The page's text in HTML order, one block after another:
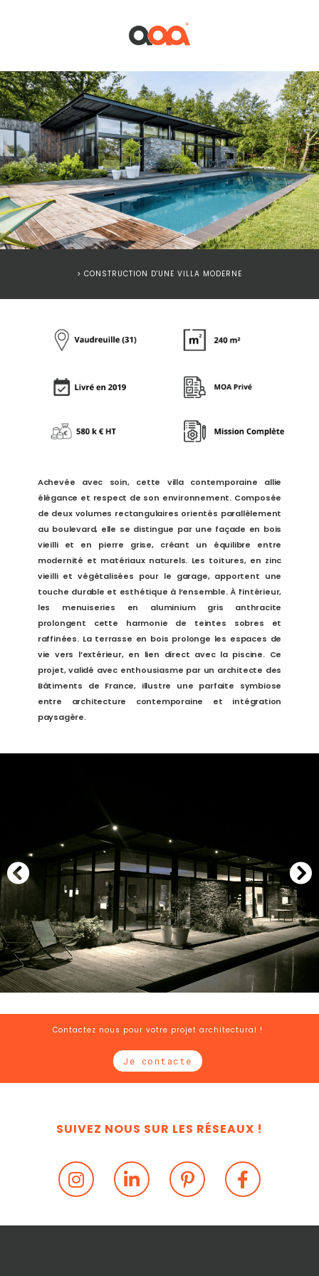
> CONSTRUCTION D'UNE VILLA MODERNE
Achevée avec soin, cette villa contemporaine allie
élégance et respect de son environnement. Composée
de deux volumes rectangulaires orientés parallèlement
au boulevard, elle se distingue par une façade en bois
vieilli et en pierre grise, créant un équilibre entre
modernité et matériaux naturels. Les toitures, en zinc
vieilli et végétalisées pour le garage, apportent une
touche durable et esthétique à l’ensemble. À l’intérieur,
les menuiseries en aluminium gris anthracite
prolongent cette harmonie de teintes sobres et
raffinées. La terrasse en bois prolonge les espaces de
vie vers l’extérieur, en lien direct avec la piscine. Ce
projet, validé avec enthousiasme par un architecte des
Bâtiments de France, illustre une parfaite symbiose
entre architecture contemporaine et intégration
paysagère.
Contactez nous pour votre projet architectural !
Je contacte
SUIVEZ NOUS SUR LES RÉSEAUX !